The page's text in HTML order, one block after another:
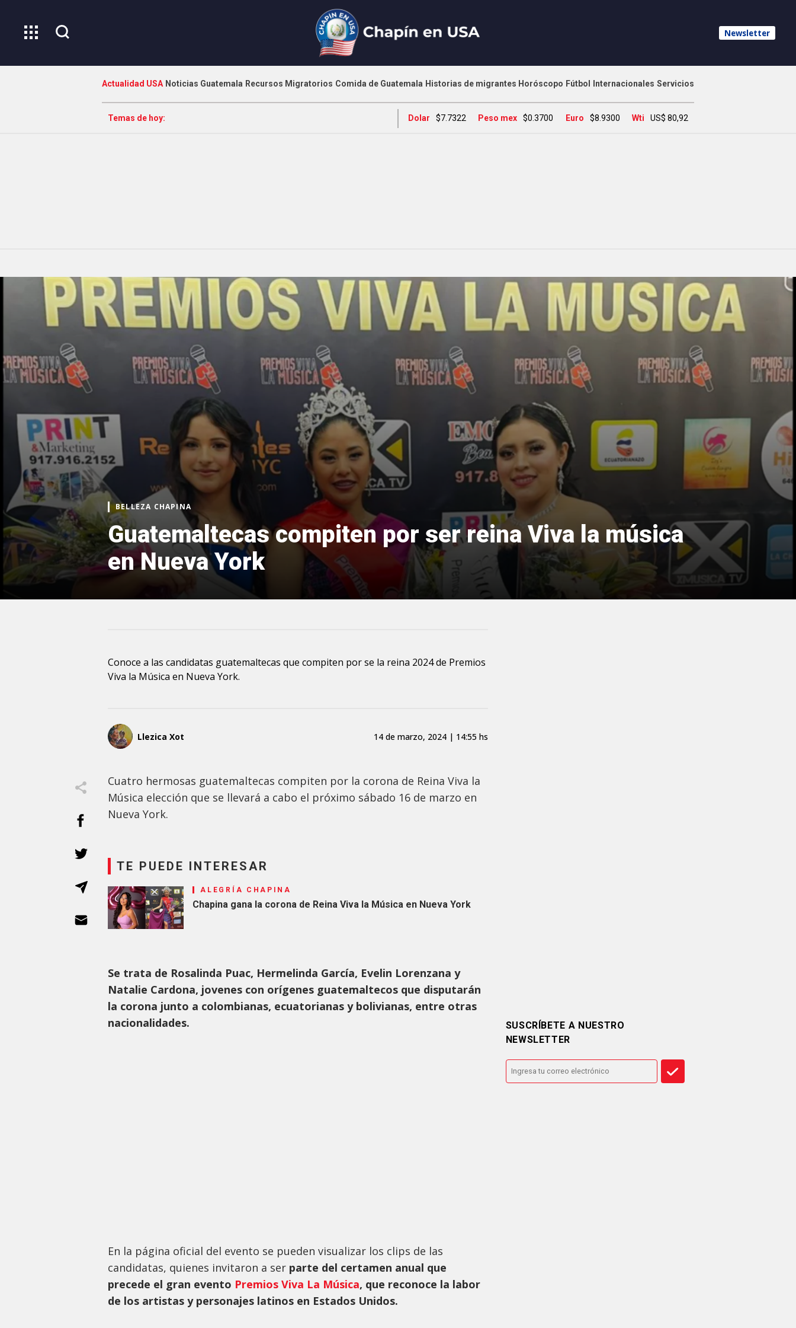
Newsletter
Actualidad USA Noticias Guatemala Recursos Migratorios Comida de Guatemala Historias de migrantes Horóscopo Fútbol Internacionales Servicios
Temas de hoy: Dolar $7.7322 Peso mex $0.3700 Euro $8.9300 Wti US$ 80,92
BELLEZA CHAPINA
Guatemaltecas compiten por ser reina Viva la música
en Nueva York
Conoce a las candidatas guatemaltecas que compiten por se la reina 2024 de Premios
Viva la Música en Nueva York.
Llezica Xot 14 de marzo, 2024 | 14:55 hs
Cuatro hermosas guatemaltecas compiten por la corona de Reina Viva la
Música elección que se llevará a cabo el próximo sábado 16 de marzo en
Nueva York.
TE PUEDE INTERESAR
ALEGRÍA CHAPINA
Chapina gana la corona de Reina Viva la Música en Nueva York
Se trata de Rosalinda Puac, Hermelinda García, Evelin Lorenzana y
Natalie Cardona, jovenes con orígenes guatemaltecos que disputarán
la corona junto a colombianas, ecuatorianas y bolivianas, entre otras
nacionalidades.
En la página oficial del evento se pueden visualizar los clips de las
candidatas, quienes invitaron a ser parte del certamen anual que
precede el gran evento Premios Viva La Música, que reconoce la labor
de los artistas y personajes latinos en Estados Unidos.
SUSCRÍBETE A NUESTRO
NEWSLETTER